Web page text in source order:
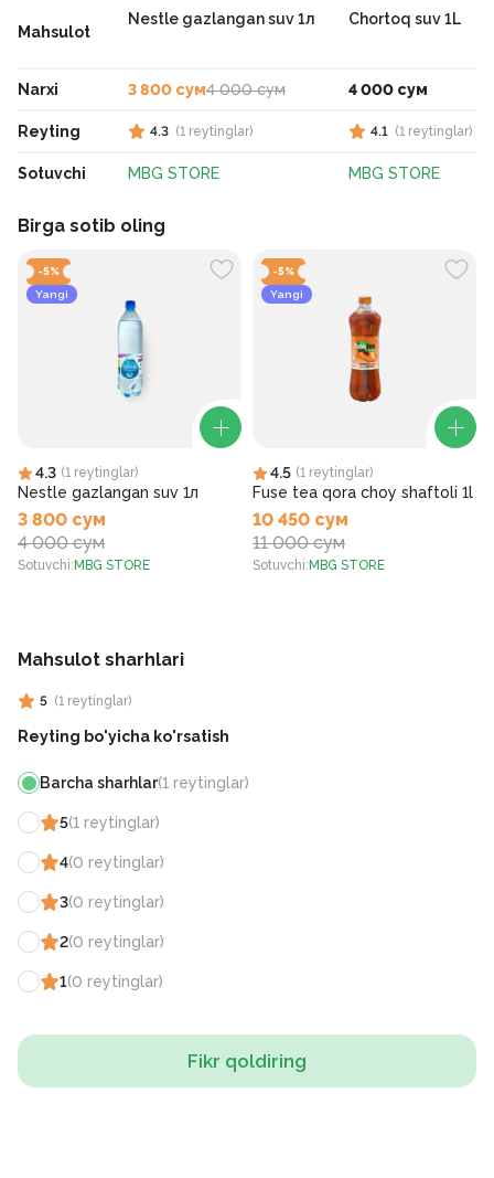
Mahsulot
Narxi
Reyting
Sotuvchi
Nestle gazlangan suv 1л
3 800 сум4 000 сум
4.3 (1 reytinglar)
MBG STORE
Chortoq suv 1L
4 000 сум
4.1 (1 reytinglar)
MBG STORE
Birga sotib oling
-5%
Yangi
4.3 (1 reytinglar)
Nestle gazlangan suv 1л
3 800 сум
4 000 сум
Sotuvchi: MBG STORE
-5%
Yangi
4.5 (1 reytinglar)
Fuse tea qora choy shaftoli 1l
10 450 сум
11 000 сум
Sotuvchi: MBG STORE
Mahsulot sharhlari
5 (1 reytinglar)
Reyting bo'yicha ko'rsatish
Barcha sharhlar(1 reytinglar)
5(1 reytinglar)
4(0 reytinglar)
3(0 reytinglar)
2(0 reytinglar)
1(0 reytinglar)
Fikr qoldiring